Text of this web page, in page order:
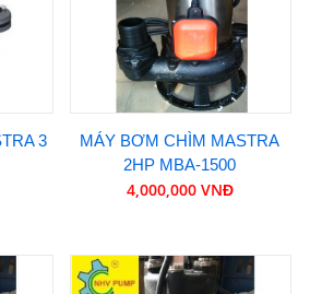
3
MÁY BƠM CHÌM MASTRA
2HP MBA-1500
4,000,000 VNĐ